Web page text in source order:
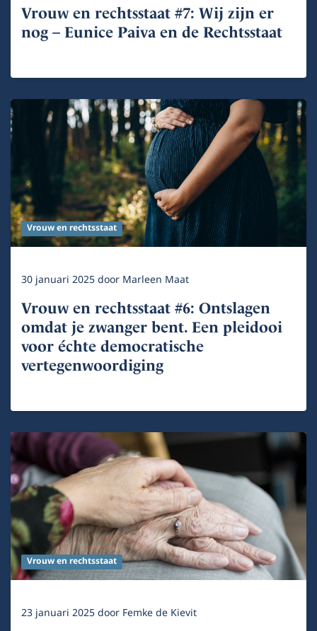
Vrouw en rechtsstaat #7: Wij zijn er
nog – Eunice Paiva en de Rechtsstaat
Vrouw en rechtsstaat
30 januari 2025door Marleen Maat
Vrouw en rechtsstaat #6: Ontslagen
omdat je zwanger bent. Een pleidooi
voor échte democratische
vertegenwoordiging
Vrouw en rechtsstaat
23 januari 2025door Femke de Kievit